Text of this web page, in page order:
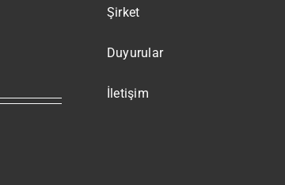
Şirket
Duyurular
İletişim